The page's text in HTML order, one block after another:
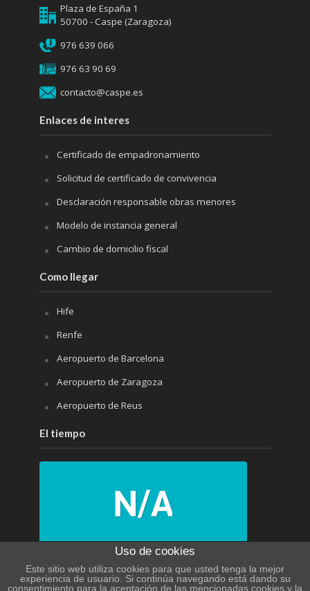
Plaza de España 1
50700 - Caspe (Zaragoza)
976 639 066
976 63 90 69
contacto@caspe.es
Enlaces de interes
Certificado de empadronamiento
Solicitud de certificado de convivencia
Desclaración responsable obras menores
Modelo de instancia general
Cambio de domicilio fiscal
Como llegar
Hife
Renfe
Aeropuerto de Barcelona
Aeropuerto de Zaragoza
Aeropuerto de Reus
El tiempo
N/A
N/A
Uso de cookies
Este sitio web utiliza cookies para que usted tenga la mejor
experiencia de usuario. Si continúa navegando está dando su
consentimiento para la aceptación de las mencionadas cookies y la